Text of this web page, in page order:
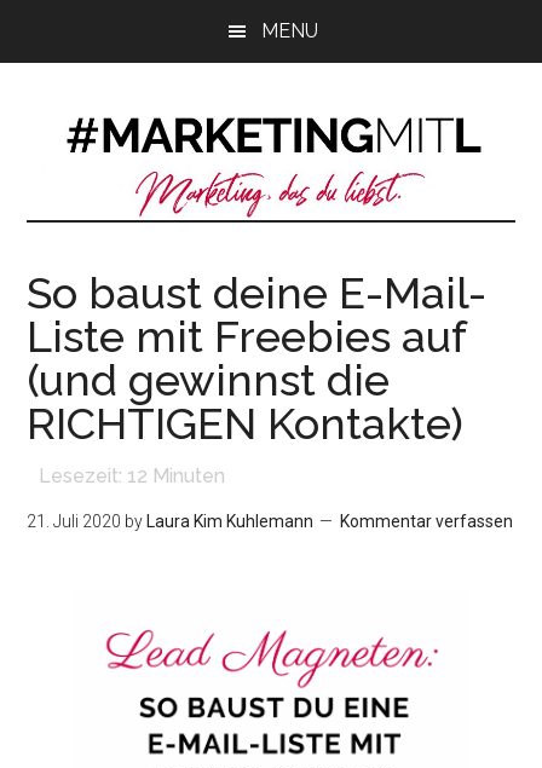
MENU
So baust deine E-Mail-
Liste mit Freebies auf
(und gewinnst die
RICHTIGEN Kontakte)
Lesezeit: 12 Minuten
21. Juli 2020 by Laura Kim Kuhlemann Kommentar verfassen